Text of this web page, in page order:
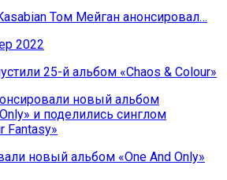
Том Мейган анонсировал…
25-й альбом «Chaos & Colour»
новый альбом «One And Only»